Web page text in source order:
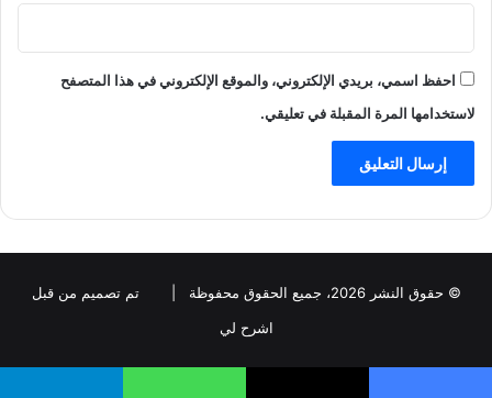
احفظ اسمي، بريدي الإلكتروني، والموقع الإلكتروني في هذا المتصفح
لاستخدامها المرة المقبلة في تعليقي.
© حقوق النشر 2026، جميع الحقوق محفوظة |
تم تصميم من قبل
اشرح لي